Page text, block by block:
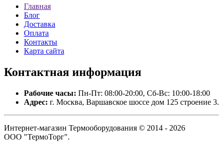
Главная
Блог
Доставка
Оплата
Контакты
Карта сайта
Контактная информация
Рабочие часы: Пн-Пт: 08:00-20:00, Сб-Вс: 10:00-18:00
Адрес: г. Москва, Варшавское шоссе дом 125 строение 3.
Интернет-магазин Термооборудования © 2014 - 2026
ООО "ТермоТорг".